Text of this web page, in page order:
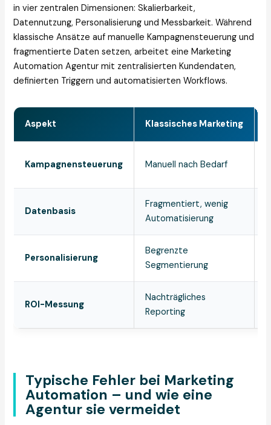
in vier zentralen Dimensionen: Skalierbarkeit,
Datennutzung, Personalisierung und Messbarkeit. Während
klassische Ansätze auf manuelle Kampagnensteuerung und
fragmentierte Daten setzen, arbeitet eine Marketing
Automation Agentur mit zentralisierten Kundendaten,
definierten Triggern und automatisierten Workflows.
Aspekt Klassisches Marketing
Kampagnensteuerung Manuell nach Bedarf
Datenbasis
Fragmentiert, wenig
Automatisierung
Personalisierung
Begrenzte
Segmentierung
ROI-Messung
Nachträgliches
Reporting
Typische Fehler bei Marketing
Automation – und wie eine
Agentur sie vermeidet